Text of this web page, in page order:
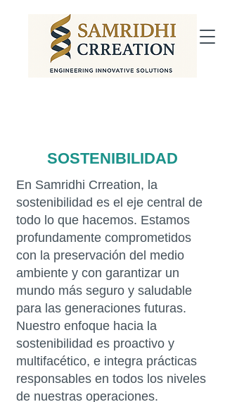
SOSTENIBILIDAD
En Samridhi Crreation, la
sostenibilidad es el eje central de
todo lo que hacemos. Estamos
profundamente comprometidos
con la preservación del medio
ambiente y con garantizar un
mundo más seguro y saludable
para las generaciones futuras.
Nuestro enfoque hacia la
sostenibilidad es proactivo y
multifacético, e integra prácticas
responsables en todos los niveles
de nuestras operaciones.